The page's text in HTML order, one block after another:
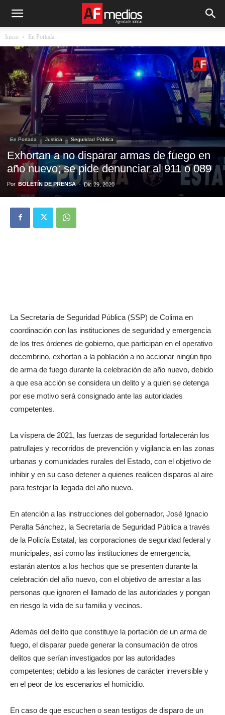
Inicio En Portada
En Portada Justicia Seguridad Pública
Exhortan a no disparar armas de fuego en
año nuevo; se pide denunciar al 911 o 089
Por BOLETÍN DE PRENSA - Dic 29, 2020
La Secretaría de Seguridad Pública (SSP) de Colima en
coordinación con las instituciones de seguridad y emergencia
de los tres órdenes de gobierno, que participan en el operativo
decembrino, exhortan a la población a no accionar ningún tipo
de arma de fuego durante la celebración de año nuevo, debido
a que esa acción se considera un delito y a quien se detenga
por ese motivo será consignado ante las autoridades
competentes.
La víspera de 2021, las fuerzas de seguridad fortalecerán los
patrullajes y recorridos de prevención y vigilancia en las zonas
urbanas y comunidades rurales del Estado, con el objetivo de
inhibir y en su caso detener a quienes realicen disparos al aire
para festejar la llegada del año nuevo.
En atención a las instrucciones del gobernador, José Ignacio
Peralta Sánchez, la Secretaría de Seguridad Pública a través
de la Policía Estatal, las corporaciones de seguridad federal y
municipales, así como las instituciones de emergencia,
estarán atentos a los hechos que se presenten durante la
celebración del año nuevo, con el objetivo de arrestar a las
personas que ignoren el llamado de las autoridades y pongan
en riesgo la vida de su familia y vecinos.
Además del delito que constituye la portación de un arma de
fuego, el disparar puede generar la consumación de otros
delitos que serían investigados por las autoridades
competentes; debido a las lesiones de carácter irreversible y
en el peor de los escenarios el homicidio.
En caso de que escuchen o sean testigos de disparo de un